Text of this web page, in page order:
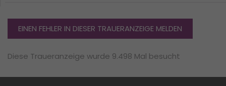
EINEN FEHLER IN DIESER TRAUERANZEIGE MELDEN
Diese Traueranzeige wurde 9.498 Mal besucht